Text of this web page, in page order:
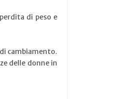
di peso e
cambiamento.
delle donne in